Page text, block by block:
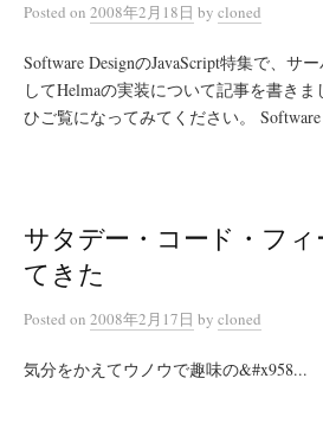
Posted on 2008年2月18日 by cloned
Software DesignのJavaScript特集で、サ
してHelmaの実装について記事を書き
ひご覧になってみてください。 Software
サタデー・コード・フィ
てきた
Posted on 2008年2月17日 by cloned
気分をかえてウノウで趣味の&#x958...